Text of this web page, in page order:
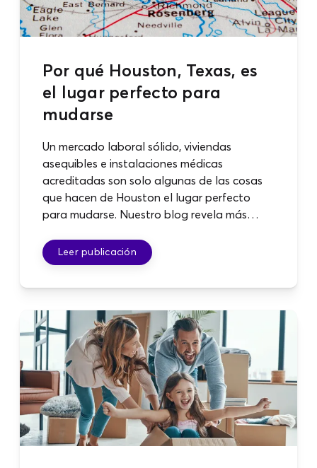
Por qué Houston, Texas, es
el lugar perfecto para
mudarse
Un mercado laboral sólido, viviendas
asequibles e instalaciones médicas
acreditadas son solo algunas de las cosas
que hacen de Houston el lugar perfecto
para mudarse. Nuestro blog revela más
conocer antes de mudarte.
Leer publicación